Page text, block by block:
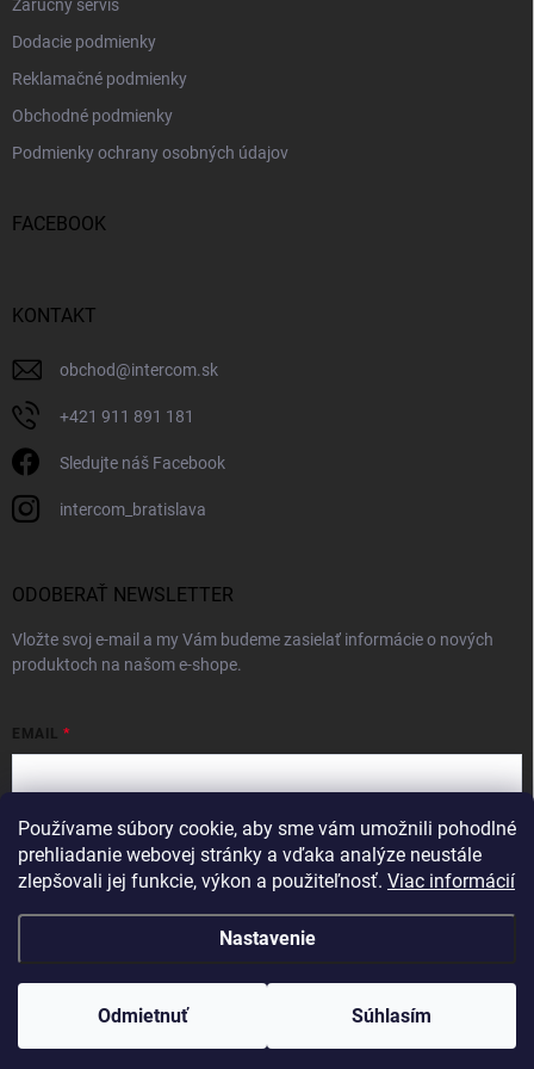
Používame súbory cookie, aby sme vám umožnili pohodlné
prehliadanie webovej stránky a vďaka analýze neustále
zlepšovali jej funkcie, výkon a použiteľnosť. Viac informácií
Nastavenie
Odmietnuť Súhlasím
Záručný servis
Dodacie podmienky
Reklamačné podmienky
Obchodné podmienky
Podmienky ochrany osobných údajov
FACEBOOK
KONTAKT
obchod@intercom.sk
+421 911 891 181
Sledujte náš Facebook
intercom_bratislava
ODOBERAŤ NEWSLETTER
Vložte svoj e-mail a my Vám budeme zasielať informácie o nových
produktoch na našom e-shope.
EMAIL
Vložením e-mailu súhlasíte spodmienkami ochrany osobných údajov
Prihlásiť sa
Vytvoril Shoptet
Copyright 2026 . Všetky práva vyhradené.